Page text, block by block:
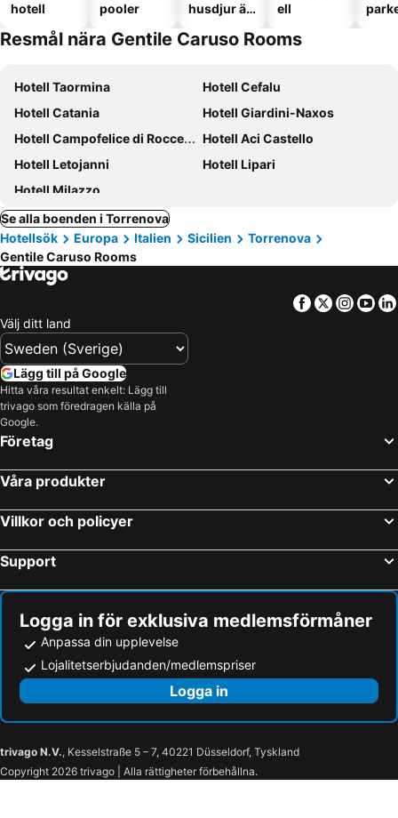
hotell
pooler
husdjur är
ell
Resmål nära Gentile Caruso Rooms
Hotell Taormina
Hotell Cefalu
Hotell Catania
Hotell Giardini-Naxos
Hotell Campofelice di Roccella
Hotell Aci Castello
Hotell Letojanni
Hotell Lipari
Hotell Milazzo
Se alla boenden i Torrenova
Hotellsök
Europa Italien Sicilien
Torrenova
Gentile Caruso Rooms
Facebook
Twitter
Välj ditt land
Lägg till på Google
Hitta våra resultat enkelt: Lägg till
trivago som föredragen källa på
Google.
Företag
Våra produkter
Villkor och policyer
Support
Logga in för exklusiva medlemsförmåner
Anpassa din upplevelse
Lojalitetserbjudanden/medlemspriser
Logga in
trivago N.V., Kesselstraße 5 – 7, 40221 Düsseldorf, Tyskland
Copyright 2026 trivago | Alla rättigheter förbehållna.